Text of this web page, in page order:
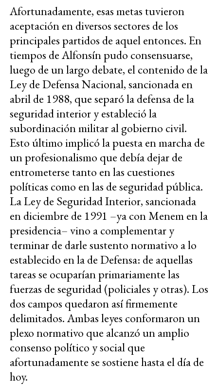
Afortunadamente, esas metas tuvieron
aceptación en diversos sectores de los
principales partidos de aquel entonces. En
tiempos de Alfonsín pudo consensuarse,
luego de un largo debate, el contenido de la
Ley de Defensa Nacional, sancionada en
abril de 1988, que separó la defensa de la
seguridad interior y estableció la
subordinación militar al gobierno civil.
Esto último implicó la puesta en marcha de
un profesionalismo que debía dejar de
entrometerse tanto en las cuestiones
políticas como en las de seguridad pública.
La Ley de Seguridad Interior, sancionada
en diciembre de 1991 –ya con Menem en la
presidencia– vino a complementar y
terminar de darle sustento normativo a lo
establecido en la de Defensa: de aquellas
tareas se ocuparían primariamente las
fuerzas de seguridad (policiales y otras). Los
dos campos quedaron así firmemente
delimitados. Ambas leyes conformaron un
plexo normativo que alcanzó un amplio
consenso político y social que
afortunadamente se sostiene hasta el día de
hoy.